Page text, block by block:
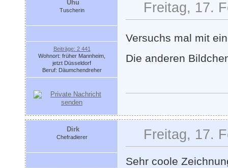
Uhu
Tuscherin
Beiträge: 2 441
Wohnort: früher Mannheim,
jetzt Düsseldorf
Beruf: Däumchendreher
Freitag, 17.
Versuchs mal mit
Die anderen
Dirk
Chefradierer Freitag, 17.
Sehr coole